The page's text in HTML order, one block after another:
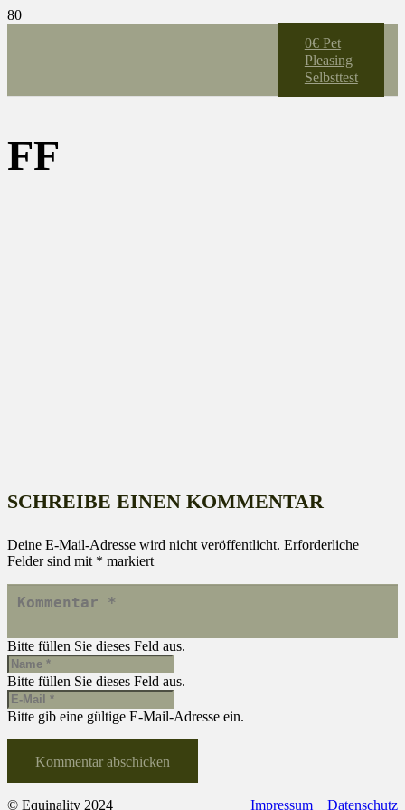
0€ Pet
Pleasing
Selbsttest
FF
SCHREIBE EINEN KOMMENTAR
Deine E-Mail-Adresse wird nicht veröffentlicht. Erforderliche
Felder sind mit * markiert
Bitte füllen Sie dieses Feld aus.
Bitte füllen Sie dieses Feld aus.
Bitte gib eine gültige E-Mail-Adresse ein.
Kommentar abschicken
© Equinality 2024 Impressum Datenschutz